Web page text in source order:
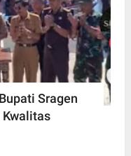
Sragen